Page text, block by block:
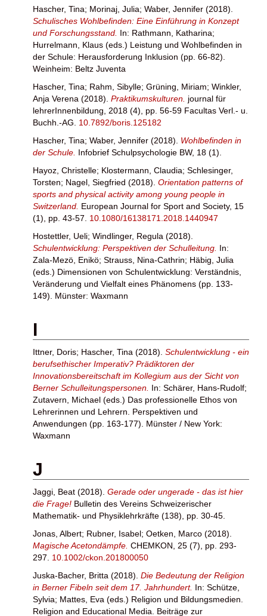
Hascher, Tina; Morinaj, Julia; Waber, Jennifer (2018).
Schulisches Wohlbefinden: Eine Einführung in Konzept
und Forschungsstand. In: Rathmann, Katharina;
Hurrelmann, Klaus (eds.) Leistung und Wohlbefinden in
der Schule: Herausforderung Inklusion (pp. 66-82).
Weinheim: Beltz Juventa
Hascher, Tina; Rahm, Sibylle; Grüning, Miriam; Winkler,
Anja Verena (2018). Praktikumskulturen. journal für
lehrerInnenbildung, 2018 (4), pp. 56-59 Facultas Verl.- u.
Buchh.-AG. 10.7892/boris.125182
Hascher, Tina; Waber, Jennifer (2018). Wohlbefinden in
der Schule. Infobrief Schulpsychologie BW, 18 (1).
Hayoz, Christelle; Klostermann, Claudia; Schlesinger,
Torsten; Nagel, Siegfried (2018). Orientation patterns of
sports and physical activity among young people in
Switzerland. European Journal for Sport and Society, 15
(1), pp. 43-57. 10.1080/16138171.2018.1440947
Hostettler, Ueli; Windlinger, Regula (2018).
Schulentwicklung: Perspektiven der Schulleitung. In:
Zala-Mezö, Enikö; Strauss, Nina-Cathrin; Häbig, Julia
(eds.) Dimensionen von Schulentwicklung: Verständnis,
Veränderung und Vielfalt eines Phänomens (pp. 133-
149). Münster: Waxmann
I
Ittner, Doris; Hascher, Tina (2018). Schulentwicklung - ein
berufsethischer Imperativ? Prädiktoren der
Innovationsbereitschaft im Kollegium aus der Sicht von
Berner Schulleitungspersonen. In: Schärer, Hans-Rudolf;
Zutavern, Michael (eds.) Das professionelle Ethos von
Lehrerinnen und Lehrern. Perspektiven und
Anwendungen (pp. 163-177). Münster / New York:
Waxmann
J
Jaggi, Beat (2018). Gerade oder ungerade - das ist hier
die Frage! Bulletin des Vereins Schweizerischer
Mathematik- und Physiklehrkräfte (138), pp. 30-45.
Jonas, Albert; Rubner, Isabel; Oetken, Marco (2018).
Magische Acetondämpfe. CHEMKON, 25 (7), pp. 293-
297. 10.1002/ckon.201800050
Juska-Bacher, Britta (2018). Die Bedeutung der Religion
in Berner Fibeln seit dem 17. Jahrhundert. In: Schütze,
Sylvia; Mattes, Eva (eds.) Religion und Bildungsmedien.
Religion and Educational Media. Beiträge zur